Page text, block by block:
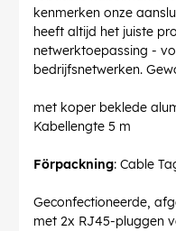
kenmerken onze
heeft altijd het juiste
netwerktoepassing -
bedrijfsnetwerken.
met koper beklede
Kabellengte 5 m
Förpackning: Cable
Geconfectioneerde,
met 2x RJ45-pluggen